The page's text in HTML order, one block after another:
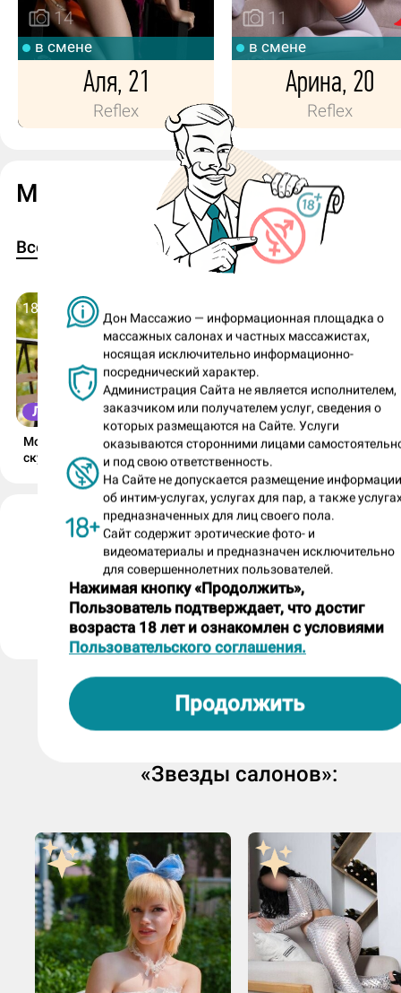
Дон Массажио — информационная площадка о
массажных салонах и частных массажистах,
носящая исключительно информационно-
посреднический характер.
Администрация Сайта не является исполнителем,
заказчиком или получателем услуг, сведения о
которых размещаются на Сайте. Услуги
оказываются сторонними лицами
и под свою ответственность.
На Сайте не допускается размещение информации
об интим-услугах, услугах для пар, а также
предназначенных для лиц своего пола.
Сайт содержит эротические фото- и
видеоматериалы и предназначен исключительно
для совершеннолетних пользователей.
Нажимая кнопку «Продолжить»,
Пользователь подтверждает, что достиг
возраста 18 лет и ознакомлен с условиями
Пользовательского соглашения.
Продолжить
в смене
Аля, 21
Reflex
14
в смене
Арина, 20
Reflex
11
Мия в Журнале ДМ
Все Лучшие сиськи 1
18 июля 2026
ЛУЧШИЕ СИСЬКИ
Мощнейшие буфера Алисы и
скульптурная «двоечка» Лоры!
Мия (номер анкеты: 695093)
анкета размещена салоном «Reflex» 05.07.2026
Пожаловаться на анкету
«Звезды салонов»: